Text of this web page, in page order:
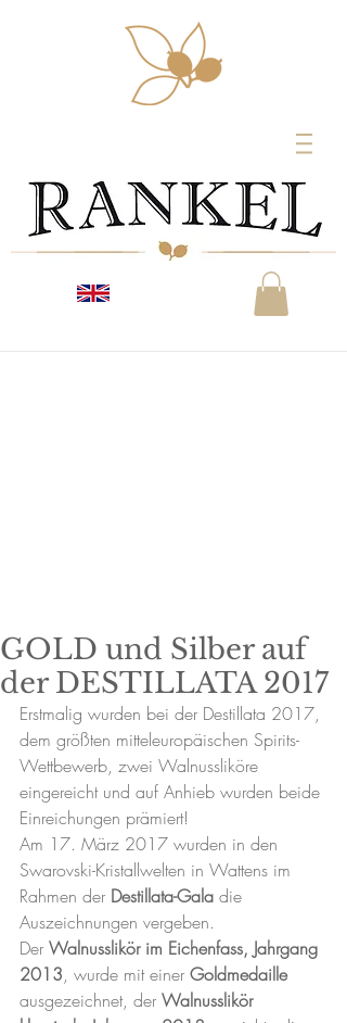
GOLD und Silber auf
der DESTILLATA 2017
Erstmalig wurden bei der Destillata 2017,
dem größten mitteleuropäischen Spirits-
Wettbewerb, zwei Walnussliköre
eingereicht und auf Anhieb wurden beide
Einreichungen prämiert!
Am 17. März 2017 wurden in den
Swarovski-Kristallwelten in Wattens im
Rahmen der Destillata-Gala die
Auszeichnungen vergeben.
Der Walnusslikör im Eichenfass, Jahrgang
2013, wurde mit einer Goldmedaille
ausgezeichnet, der Walnusslikör